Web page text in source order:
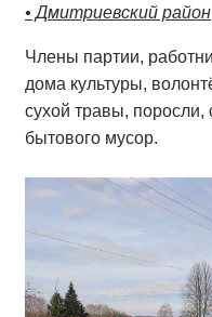
• Дмитриевский район
Члены партии,
дома культуры,
сухой травы, поросли,
бытового мусор.